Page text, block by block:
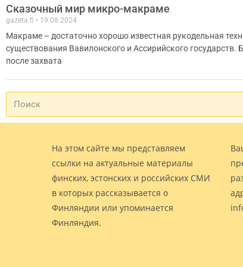
Сказочный мир микро-макраме
gazeta.fi 19.08.2024
Макраме – достаточно хорошо известная рукодельная
существования Вавилонского и Ассирийского
после захвата
На этом сайте мы представляем
ссылки на актуальные материалы
финских, эстонских и российских СМИ
в которых рассказывается о
Финляндии или упоминается
Финляндия.